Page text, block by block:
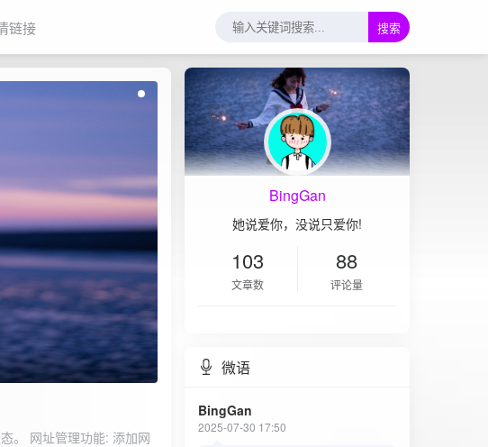
链接 搜索
。 网址管理功能: 添加网
BingGan
她说爱你，没说只爱你!
103
文章数
88
评论量
微语
BingGan
2025-07-30 17:50